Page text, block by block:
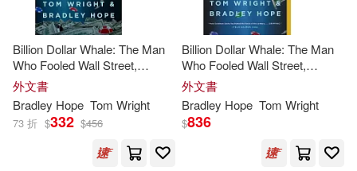
作者 (可複選)
Bradley Hope(3)
Tom Wright(3)
布萊利‧霍普(2)
Billion Dollar Whale: The Man
Who Fooled Wall Street,
Hollywood, and the World
外文書
Bradley Hope Tom Wright
73 折 $332 $456
Billion Dollar Whale: The Man
Who Fooled Wall Street,
Hollywood, and the World
外文書
Bradley Hope Tom Wright
$836